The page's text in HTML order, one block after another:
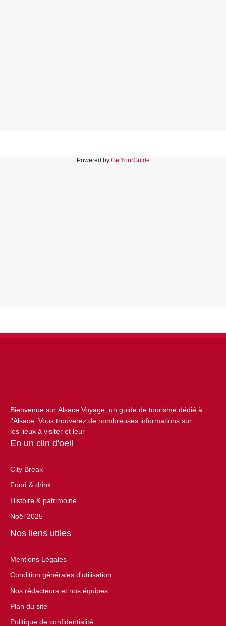
Powered by GetYourGuide
Bienvenue sur Alsace Voyage, un guide de tourisme dédié à
l’Alsace. Vous trouverez de nombreuses informations sur
les lieux à visiter et leur
En un clin d'oeil
City Break
Food & drink
Histoire & patrimoine
Noël 2025
Nos liens utiles
Mentions Légales
Condition générales d'utilisation
Nos rédacteurs et nos équipes
Plan du site
Politique de confidentialité